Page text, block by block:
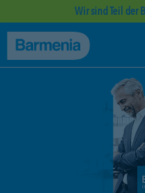
Wir sind Teil der